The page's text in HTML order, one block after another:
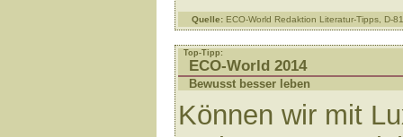
Quelle: ECO-World Redaktion Literatur-Tipps, D-
Top-Tipp:
ECO-World 2014
Bewusst besser leben
Können wir mit